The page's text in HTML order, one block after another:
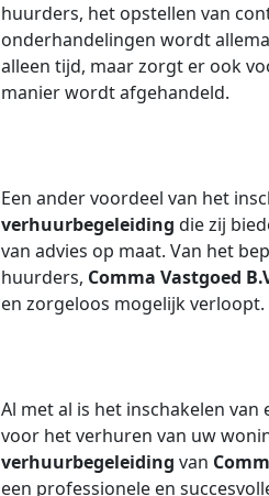
huurders, het opstellen van
onderhandelingen wordt
alleen tijd, maar zorgt er ook
manier wordt afgehandeld.
Een ander voordeel van het
verhuurbegeleiding die zij
van advies op maat. Van het
huurders, Comma Vastgoed
en zorgeloos mogelijk verloopt.
Al met al is het inschakelen van
voor het verhuren van uw
verhuurbegeleiding van
een professionele en